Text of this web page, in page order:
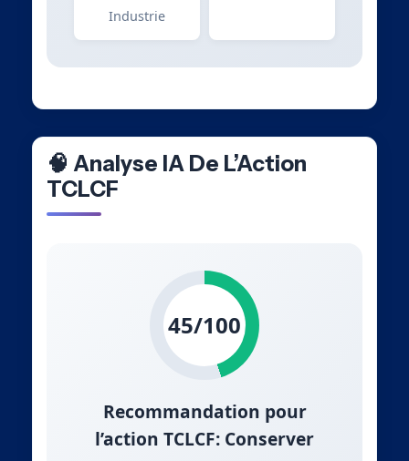
Industrie
🧠 Analyse IA De L’Action
TCLCF
45/100
Recommandation pour
l’action TCLCF: Conserver